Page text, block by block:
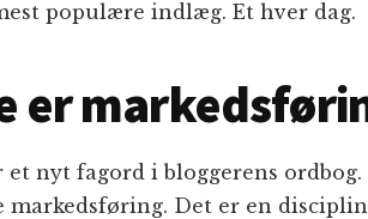
populære indlæg. Et hver dag.
er
et nyt fagord i bloggerens
markedsføring. Det er en